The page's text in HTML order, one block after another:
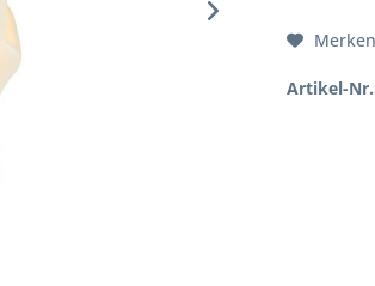
Merken
Artikel-